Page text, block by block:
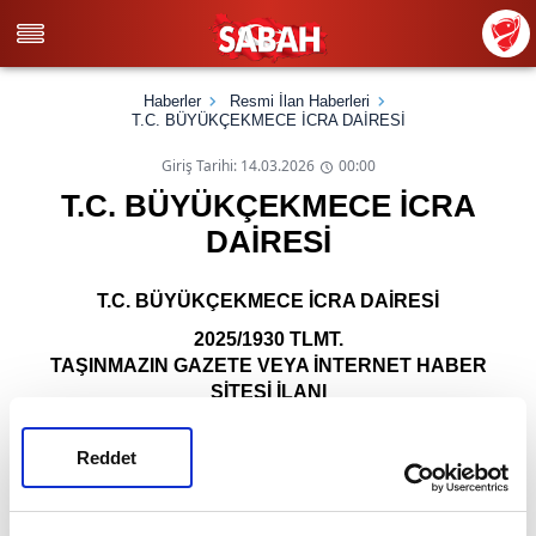
Reddet
Haberler
Resmi İlan Haberleri
T.C. BÜYÜKÇEKMECE İCRA DAİRESİ
Giriş Tarihi: 14.03.2026 00:00
T.C. BÜYÜKÇEKMECE İCRA
DAİRESİ
T.C. BÜYÜKÇEKMECE İCRA DAİRESİ
2025/1930 TLMT.
TAŞINMAZIN GAZETE VEYA İNTERNET HABER
SİTESİ İLANI
Bir borçtan dolayı aşağıda cins, miktar ve değerleri yazılı
mallar satışa çıkarılmış olup mahcuzun ayrıntılı
görsellerine, artırmaya ilişkin şartlara ve ayrıntılı